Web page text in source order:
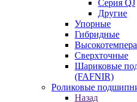
Серия QJ
Другие
Упорные
Гибридные
Сверхточные
Шариковые
(FAFNIR)
Роликовые
Назад